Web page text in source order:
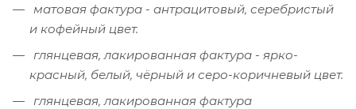
матовая фактура - антрацитовый, серебристый
и кофейный цвет.
глянцевая, лакированная фактура - ярко-
красный, белый, чёрный и серо-коричневый цвет.
глянцевая, лакированная фактура